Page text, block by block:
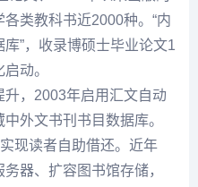
类教科书近2000种。“内
”，收录博硕士毕业论文1
动。
升，2003年启用汇文自动
外文书刊书目数据库。
现读者自助借还。近年
器、扩容图书馆存储，